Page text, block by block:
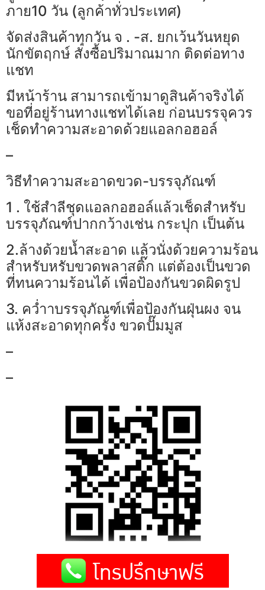
ภาย10 วัน (ลูกค้าทั่วประเทศ)
จัดส่งสินค้าทุกวัน จ . -ส. ยกเว้นวันหยุด
นักขัตฤกษ์ สั่งซื้อปริมาณมาก ติดต่อทาง
แชท
มีหน้าร้าน สามารถเข้ามาดูสินค้าจริงได้
ขอที่อยู่ร้านทางแชทได้เลย ก่อนบรรจุควร
เช็ดทำความสะอาดด้วยแอลกอฮอล์
–
วิธีทำความสะอาดขวด-บรรจุภัณฑ์
1 . ใช้สำลีชุดแอลกอฮอล์แล้วเช็ดสำหรับ
บรรจุภัณฑ์ปากกว้างเช่น กระปุก เป็นต้น
2.ล้างด้วยน้ำสะอาด แล้วนั่งด้วยความร้อน
สำหรับหรับขวดพลาสติ๊ก แต่ต้องเป็นขวด
ที่ทนความร้อนได้ เพื่อป้องกันขวดผิดรูป
3. คว่ำาบรรจุภัณฑ์เพื่อป้องกันฝุ่นผง จน
แห้งสะอาดทุกครั้ง ขวดปั๊มมูส
–
–